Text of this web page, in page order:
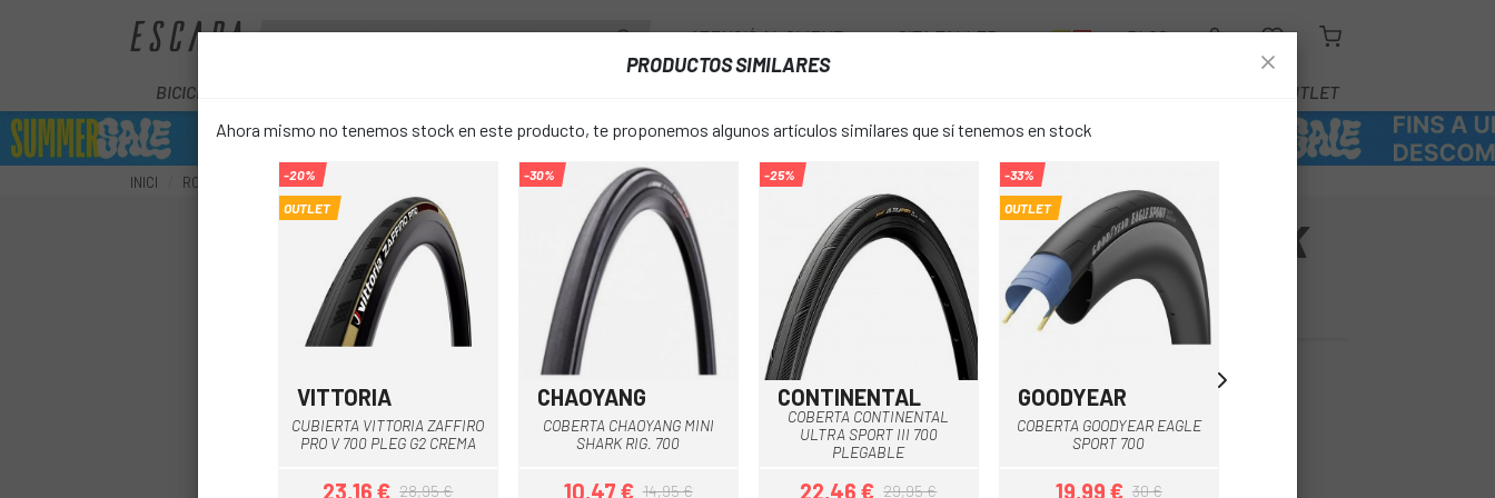
ATENCIÓ AL CLIENT CITA TALLER BLOG
BICICLETES OUTLET
INICI RODES COBERTES COBERTA MICHELIN PROTEK CROSS 26 ACCES LINE
favorite_borderCOBERTA MICHELIN PROTEK
CROSS 26 ACCES LINE
PREU:
COLOR: Negre
PRODUCTOS SIMILARES
Ahora mismo no tenemos stock en este producto, te proponemos algunos artículos similares que sí tenemos en stock
Negro-Marron
-20%
OUTLET
VITTORIA
CUBIERTA VITTORIA ZAFFIRO
PRO V 700 PLEG G2 CREMA
23,16 € 28,95 €
Negre
-30%
CHAOYANG
COBERTA CHAOYANG MINI
SHARK RIG. 700
10,47 € 14,95 €
-25%
CONTINENTAL
COBERTA CONTINENTAL
ULTRA SPORT III 700
PLEGABLE
22,46 € 29,95 €
Negre
-33%
OUTLET
GOODYEAR
COBERTA GOODYEAR EAGLE
SPORT 700
19,99 € 30 €